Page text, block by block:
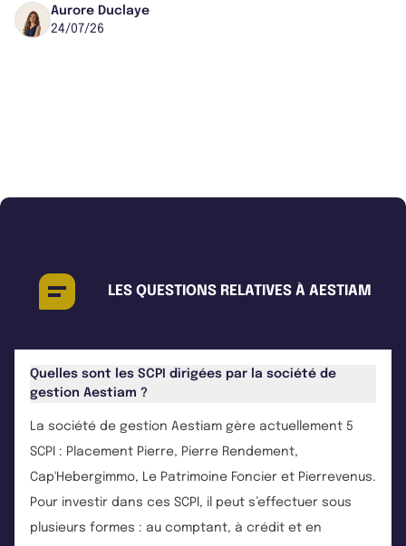
causée par son incompatibilité av...
Aurore Duclaye
24/07/26
LES QUESTIONS RELATIVES À AESTIAM
Quelles sont les SCPI dirigées par la société de
gestion Aestiam ?
La société de gestion Aestiam gère actuellement 5
SCPI : Placement Pierre, Pierre Rendement,
Cap'Hebergimmo, Le Patrimoine Foncier et Pierrevenus.
Pour investir dans ces SCPI, il peut s’effectuer sous
plusieurs formes : au comptant, à crédit et en